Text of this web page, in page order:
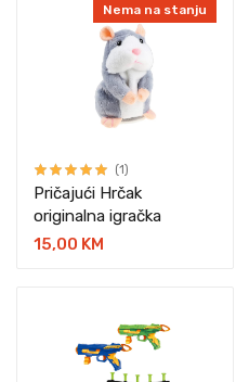
Nema na stanju
(1)
Pričajući Hrčak
originalna igračka
15,00 KM